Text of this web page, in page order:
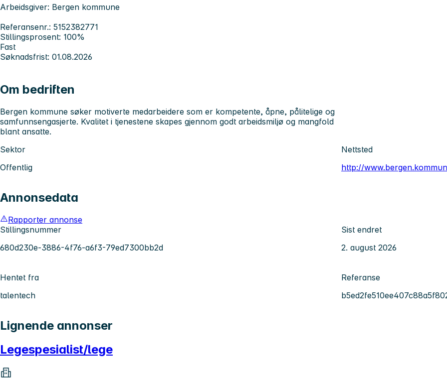
Arbeidsgiver: Bergen kommune
Referansenr.: 5152382771
Stillingsprosent: 100%
Fast
Søknadsfrist: 01.08.2026
Om bedriften
Bergen kommune søker motiverte medarbeidere som er kompetente, åpne, pålitelige og
samfunnsengasjerte. Kvalitet i tjenestene skapes gjennom godt arbeidsmiljø og mangfold
blant ansatte.
Sektor
Offentlig
Nettsted
http://
Annonsedata
Rapporter annonse
Stillingsnummer
680d230e-3886-4f76-a6f3-79ed7300bb2d
Sist endret
2. august 2026
Hentet fra
talentech
Referanse
Lignende annonser
Legespesialist/lege